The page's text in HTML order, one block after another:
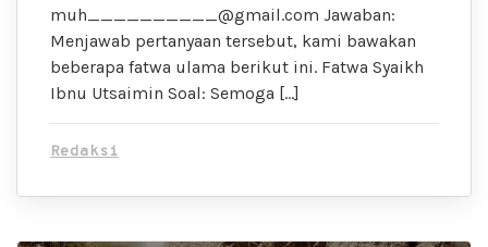
muh__________@gmail.com Jawaban:
Menjawab pertanyaan tersebut, kami bawakan
beberapa fatwa ulama berikut ini. Fatwa Syaikh
Ibnu Utsaimin Soal: Semoga […]
Redaksi